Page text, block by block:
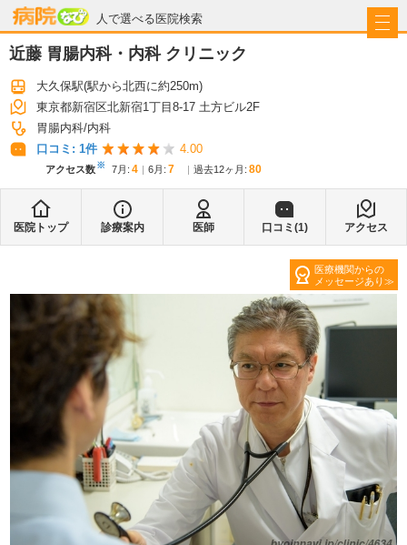
人で選べる医院検索
病院なび
近藤 胃腸内科・内科 クリニック
大久保駅(駅から北西に約250m)
東京都新宿区北新宿1丁目8-17 土方ビル2F
胃腸内科 内科
口コミ: 1件 4.00
アクセス数※ 7月 : 4 6月 : 7 過去12ヶ月: 80
医院トップ 診療案内 医師 口コミ(1) アクセス
医療機関からの
メッセージあり